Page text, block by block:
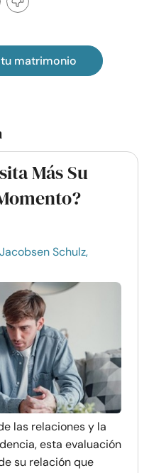
matrimonio
Más Su
Schulz,
las relaciones y la
esta evaluación
su relación que